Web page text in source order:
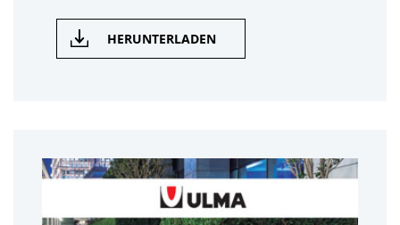
HERUNTERLADEN